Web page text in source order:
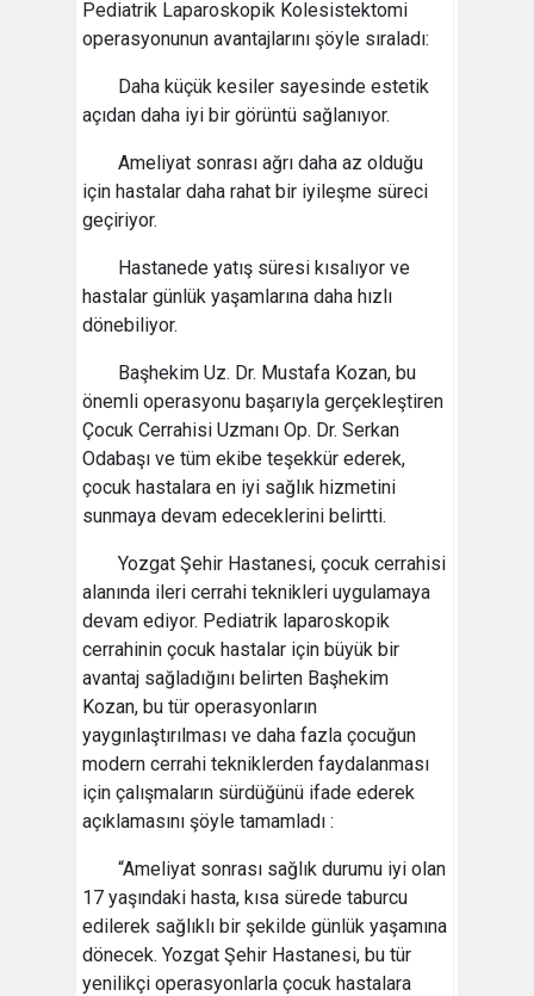
Pediatrik Laparoskopik Kolesistektomi
operasyonunun avantajlarını şöyle sıraladı:
Daha küçük kesiler sayesinde estetik
açıdan daha iyi bir görüntü sağlanıyor.
Ameliyat sonrası ağrı daha az olduğu
için hastalar daha rahat bir iyileşme süreci
geçiriyor.
Hastanede yatış süresi kısalıyor ve
hastalar günlük yaşamlarına daha hızlı
dönebiliyor.
Başhekim Uz. Dr. Mustafa Kozan, bu
önemli operasyonu başarıyla gerçekleştiren
Çocuk Cerrahisi Uzmanı Op. Dr. Serkan
Odabaşı ve tüm ekibe teşekkür ederek,
çocuk hastalara en iyi sağlık hizmetini
sunmaya devam edeceklerini belirtti.
Yozgat Şehir Hastanesi, çocuk cerrahisi
alanında ileri cerrahi teknikleri uygulamaya
devam ediyor. Pediatrik laparoskopik
cerrahinin çocuk hastalar için büyük bir
avantaj sağladığını belirten Başhekim
Kozan, bu tür operasyonların
yaygınlaştırılması ve daha fazla çocuğun
modern cerrahi tekniklerden faydalanması
için çalışmaların sürdüğünü ifade ederek
açıklamasını şöyle tamamladı :
“Ameliyat sonrası sağlık durumu iyi olan
17 yaşındaki hasta, kısa sürede taburcu
edilerek sağlıklı bir şekilde günlük yaşamına
dönecek. Yozgat Şehir Hastanesi, bu tür
yenilikçi operasyonlarla çocuk hastalara